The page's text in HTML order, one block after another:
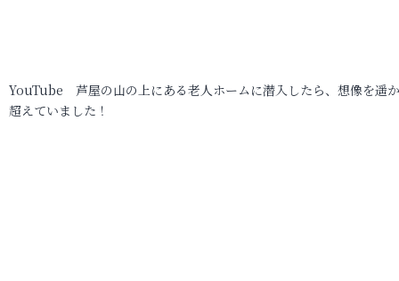
YouTube 芦屋の山の上にある老人ホームに潜入したら、想像を遥
超えていました！